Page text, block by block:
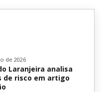
de 2026
Laranjeira analisa
de risco em artigo